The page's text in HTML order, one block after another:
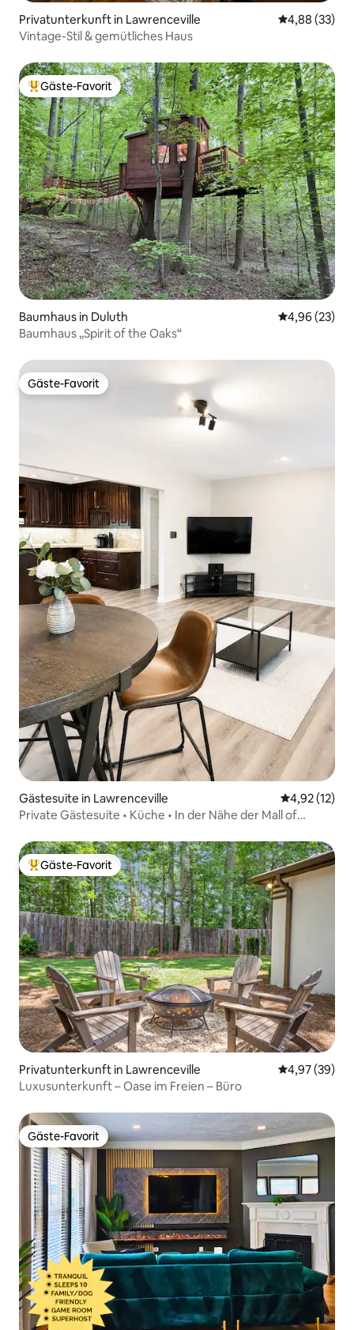
Privatunterkunft in Lawrenceville
4,88 (33)
Vintage-Stil & gemütliches Haus
Beliebter Gäste-Favorit.
Gäste-Favorit
Baumhaus in Duluth
4,96 (23)
Baumhaus „Spirit of the Oaks“
Gäste-Favorit
Gäste-Favorit
Gästesuite in Lawrenceville
4,92 (12)
Private Gästesuite • Küche • In der Nähe der Mall of
Beliebter Gäste-Favorit.
Gäste-Favorit
Privatunterkunft in Lawrenceville
4,97 (39)
Luxusunterkunft – Oase im Freien – Büro
Gäste-Favorit
Gäste-Favorit